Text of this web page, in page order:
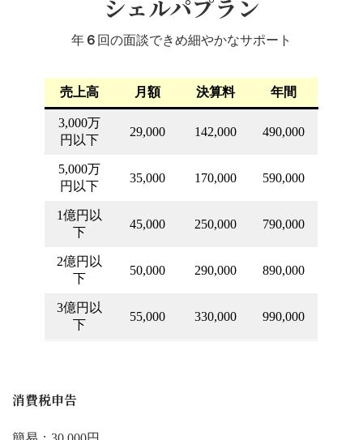
シェルパプラン
年 ６ 回の面談できめ細やかなサポート
売上高 月額 決算料 年間
3,000万
円以下
29,000 142,000 490,000
5,000万
円以下
35,000 170,000 590,000
1億円以
下
45,000 250,000 790,000
2億円以
下
50,000 290,000 890,000
3億円以
下
55,000 330,000 990,000
消費税申告